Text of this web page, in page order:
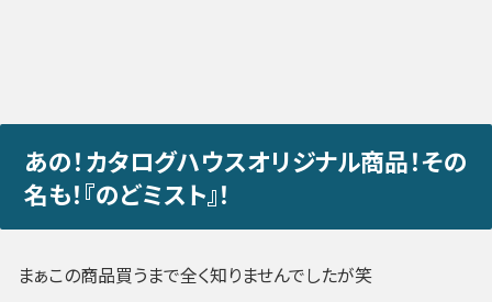
あの！カタログハウスオリジナル商品！その
名も！『のどミスト』！
まぁこの商品買うまで全く知りませんでしたが笑